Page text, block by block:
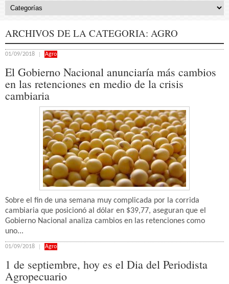
ARCHIVOS DE LA CATEGORIA: AGRO
01/09/2018 Agro
El Gobierno Nacional anunciaría más cambios
en las retenciones en medio de la crisis
cambiaria
Sobre el fin de una semana muy complicada por la corrida
cambiaria que posicionó al dólar en $39,77, aseguran que el
Gobierno Nacional analiza cambios en las retenciones como
uno...
01/09/2018 Agro
1 de septiembre, hoy es el Dia del Periodista
Agropecuario